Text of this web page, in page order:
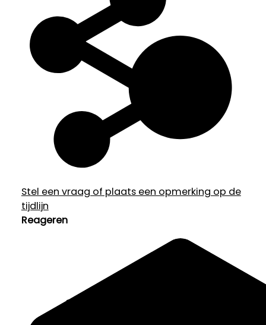
Stel een vraag of plaats een opmerking op de
tijdlijn
Reageren